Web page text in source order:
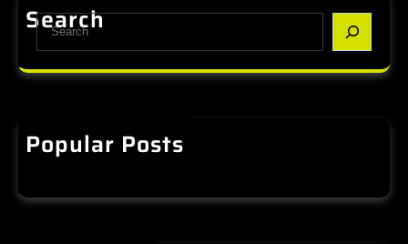
w
Search
S
a
h
Popular Posts
Hello world!